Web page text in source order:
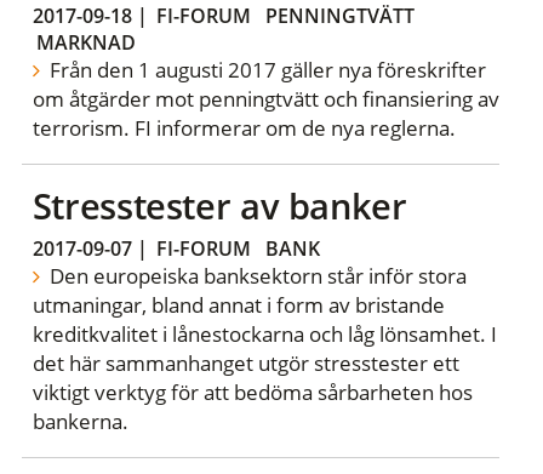
2017-09-18| FI-FORUM
PENNINGTVÄTT
MARKNAD
Från den 1 augusti 2017 gäller nya föreskrifter
om åtgärder mot penningtvätt och finansiering av
terrorism. FI informerar om de nya reglerna.
Stresstester av banker
2017-09-07| FI-FORUM BANK
Den europeiska banksektorn står inför stora
utmaningar, bland annat i form av bristande
kreditkvalitet i lånestockarna och låg lönsamhet. I
det här sammanhanget utgör stresstester ett
viktigt verktyg för att bedöma sårbarheten hos
bankerna.